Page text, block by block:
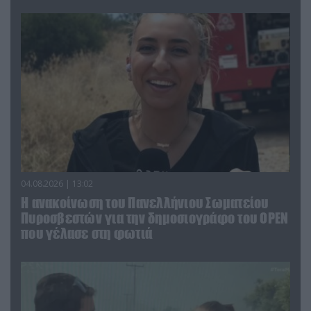
04.08.2026 | 13:02
Η ανακοίνωση του Πανελλήνιου Σωματείου
Πυροσβεστών για την δημοσιογράφο του OPEN
που γέλασε στη φωτιά